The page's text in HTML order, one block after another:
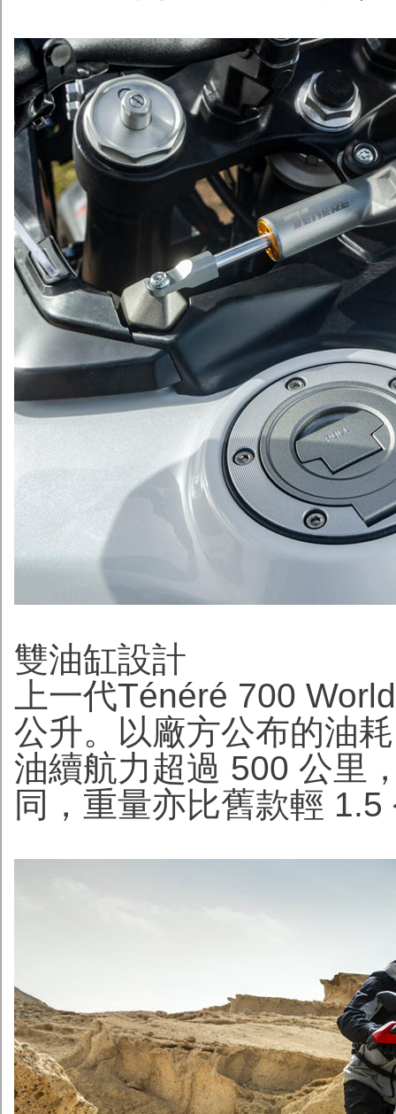
雙油缸設計
上一代Ténéré 700
公升。以廠方公布的油
油續航力超過 500 公里
同，重量亦比舊款輕 1.5